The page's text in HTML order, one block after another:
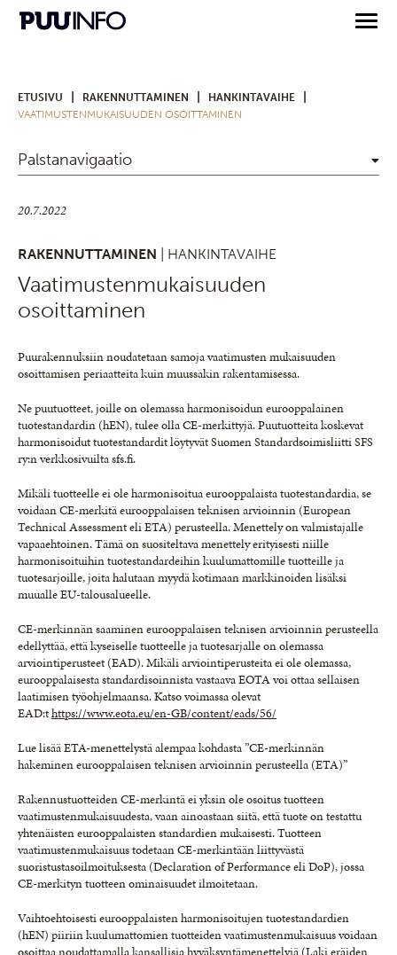
ETUSIVU RAKENNUTTAMINEN HANKINTAVAIHE
VAATIMUSTENMUKAISUUDEN OSOITTAMINEN
Palstanavigaatio
20.7.2022
RAKENNUTTAMINEN | HANKINTAVAIHE
Vaatimustenmukaisuuden
osoittaminen
Puurakennuksiin noudatetaan samoja vaatimusten mukaisuuden
osoittamisen periaatteita kuin muussakin rakentamisessa.
Ne puutuotteet, joille on olemassa harmonisoidun eurooppalainen
tuotestandardin (hEN), tulee olla CE-merkittyjä. Puutuotteita koskevat
harmonisoidut tuotestandardit löytyvät Suomen Standardsoimisliitti SFS
ry:n verkkosivuilta sfs.fi.
Mikäli tuotteelle ei ole harmonisoitua eurooppalaista tuotestandardia, se
voidaan CE-merkitä eurooppalaisen teknisen arvioinnin (European
Technical Assessment eli ETA) perusteella. Menettely on valmistajalle
vapaaehtoinen. Tämä on suositeltava menettely erityisesti niille
harmonisoituihin tuotestandardeihin kuulumattomille tuotteille ja
tuotesarjoille, joita halutaan myydä kotimaan markkinoiden lisäksi
muualle EU-talousalueelle.
CE-merkinnän saaminen eurooppalaisen teknisen arvioinnin perusteella
edellyttää, että kyseiselle tuotteelle ja tuotesarjalle on olemassa
arviointiperusteet (EAD). Mikäli arviointiperusteita ei ole olemassa,
eurooppalaisesta standardisoinnista vastaava EOTA voi ottaa sellaisen
laatimisen työohjelmaansa. Katso voimassa olevat
EAD:thttps://www.eota.eu/en-GB/content/eads/56/
Lue lisää ETA-menettelystä alempaa kohdasta ”CE-merkinnän
hakeminen eurooppalaisen teknisen arvioinnin perusteella (ETA)”
Rakennustuotteiden CE-merkintä ei yksin ole osoitus tuotteen
vaatimustenmukaisuudesta, vaan ainoastaan siitä, että tuote on testattu
yhtenäisten eurooppalaisten standardien mukaisesti. Tuotteen
vaatimustenmukaisuus todetaan CE-merkintään liittyvästä
suoristustasoilmoituksesta (Declaration of Performance eli DoP), jossa
CE-merkityn tuotteen ominaisuudet ilmoitetaan.
Vaihtoehtoisesti eurooppalaisten harmonisoitujen tuotestandardien
(hEN) piiriin kuulumattomien tuotteiden vaatimustenmukaisuus voidaan